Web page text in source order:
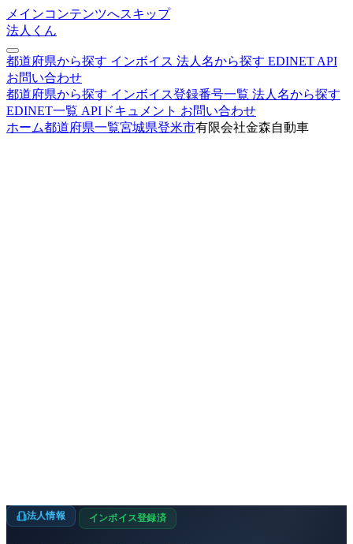
メインコンテンツへスキップ
法人くん
都道府県から探す インボイス 法人名から探す EDINET API
お問い合わせ
都道府県から探す インボイス登録番号一覧 法人名から探す
EDINET一覧 APIドキュメント お問い合わせ
ホーム都道府県一覧宮城県登米市有限会社金森自動車
法人情報 インボイス登録済